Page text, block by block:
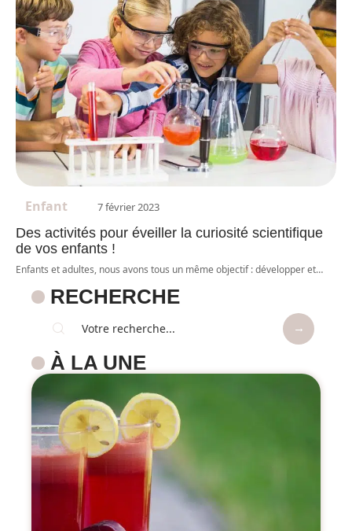
Enfant 7 février 2023
Des activités pour éveiller la curiosité scientifique
de vos enfants !
Enfants et adultes, nous avons tous un même objectif : développer et…
RECHERCHE
À LA UNE